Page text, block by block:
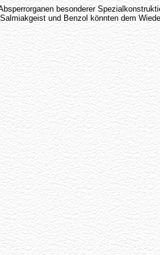
besonderer
und Benzol könnten dem